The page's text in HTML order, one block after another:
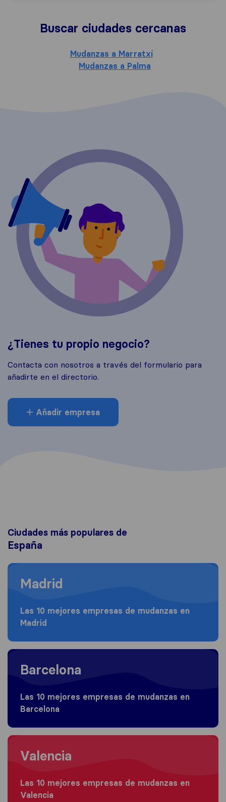
Buscar ciudades cercanas
Mudanzas a Marratxí
Mudanzas a Palma
¿Tienes tu propio negocio?
Contacta con nosotros a través del formulario para
añadirte en el directorio.
Añadir empresa
Ciudades más populares de
España
Moving to Madrid
Madrid
Las 10 mejores empresas de mudanzas en
Madrid
Moving to Barcelona
Barcelona
Las 10 mejores empresas de mudanzas en
Barcelona
Moving to Valencia
Valencia
Las 10 mejores empresas de mudanzas en
Valencia